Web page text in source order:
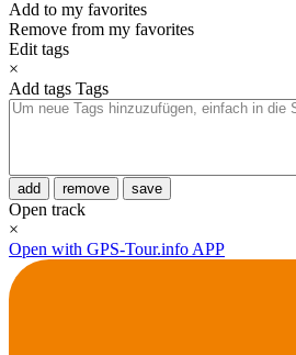
Add to my favorites
Remove from my favorites
Edit tags
×
Add tags Tags
add remove save
Open track
×
Open with GPS-Tour.info APP